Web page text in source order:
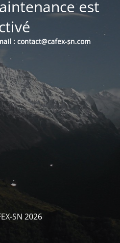
est
: contact@cafex-sn.com
SN 2026